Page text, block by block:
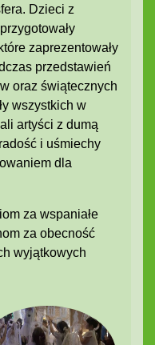
Dzieci z
zaprezentowały
przedstawień
oraz świątecznych
wszystkich w
artyści z dumą
i uśmiechy
dla
za wspaniałe
za obecność
wyjątkowych